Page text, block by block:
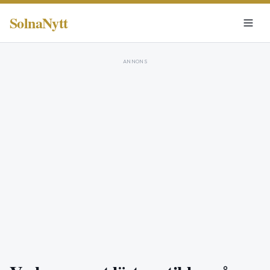
SolnaNytt
ANNONS